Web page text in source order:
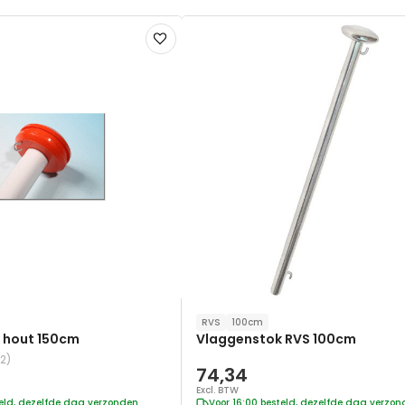
Voeg
toe
150cm
RVS 100cm
Vlaggenstok RVS 100cm
74,34
Excl. BTW